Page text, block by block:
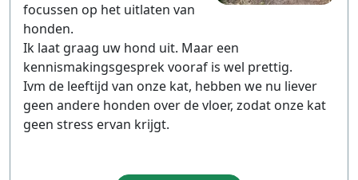
focussen op het uitlaten van
honden.
Ik laat graag uw hond uit. Maar een
kennismakingsgesprek vooraf is wel prettig.
Ivm de leeftijd van onze kat, hebben we nu liever
geen andere honden over de vloer, zodat onze kat
geen stress ervan krijgt.